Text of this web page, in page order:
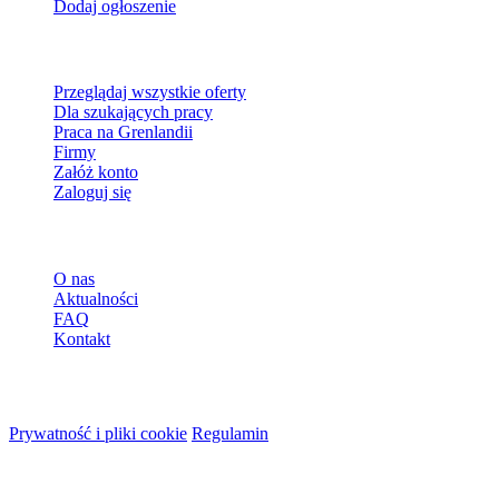
Dodaj ogłoszenie
Przeglądaj wszystkie oferty
Dla szukających pracy
Praca na Grenlandii
Firmy
Załóż konto
Zaloguj się
O nas
Aktualności
FAQ
Kontakt
Prywatność i pliki cookie Regulamin